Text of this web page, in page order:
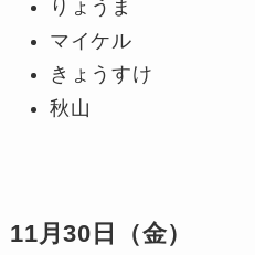
りょうま
マイケル
きょうすけ
秋山
11月30日（金）